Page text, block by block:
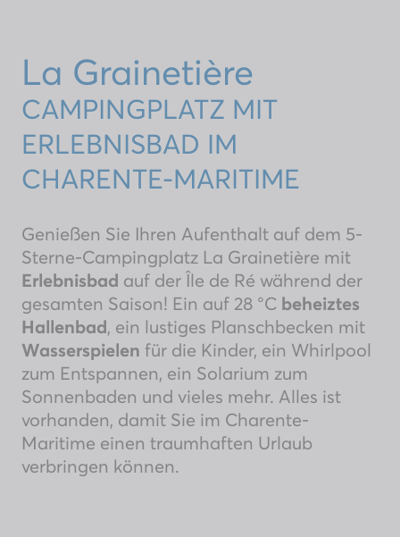
La Grainetière
CAMPINGPLATZ MIT
ERLEBNISBAD IM
CHARENTE-MARITIME
Genießen Sie Ihren Aufenthalt auf dem 5-
Sterne-Campingplatz La Grainetière mit
Erlebnisbad auf der Île de Ré während der
gesamten Saison! Ein auf 28 °C beheiztes
Hallenbad, ein lustiges Planschbecken mit
Wasserspielen für die Kinder, ein Whirlpool
zum Entspannen, ein Solarium zum
Sonnenbaden und vieles mehr. Alles ist
vorhanden, damit Sie im Charente-
Maritime einen traumhaften Urlaub
verbringen können.